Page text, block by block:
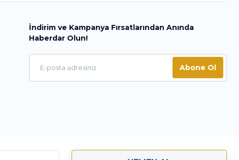
İndirim ve Kampanya Fırsatlarından Anında
Haberdar Olun!
Abone Ol